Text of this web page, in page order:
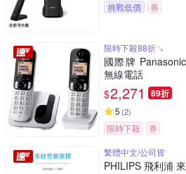
挑戰低價 券
限時下殺88折↘
國際牌
無線電話
$2,271 89折
5 (2)
限時下殺
券
繁體中文/公司貨
PHILIPS 飛利浦